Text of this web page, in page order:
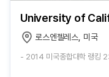
University of
로스엔젤레스, 미국
- 2014 미국종합대학 랭킹